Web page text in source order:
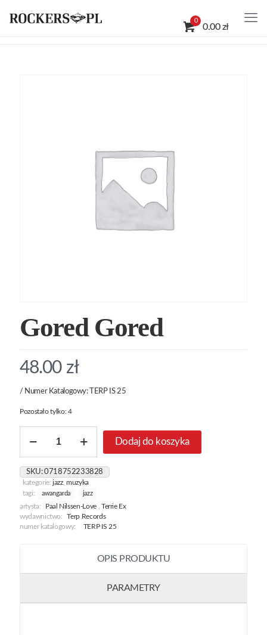
0
0.00 zł
Gored Gored
48.00 zł
/ Numer Katalogowy: TERP IS 25
Pozostało tylko: 4
Gored
Dodaj do koszyka
SKU:0718752233828
kategorie: jazz,muzyka
tagi:
awangarda jazz
artysta: Paal Nilssen-Love, Terrie Ex
wydawnictwo:
Terp Records
numer katalogowy:
TERP IS 25
OPIS PRODUKTU
PARAMETRY